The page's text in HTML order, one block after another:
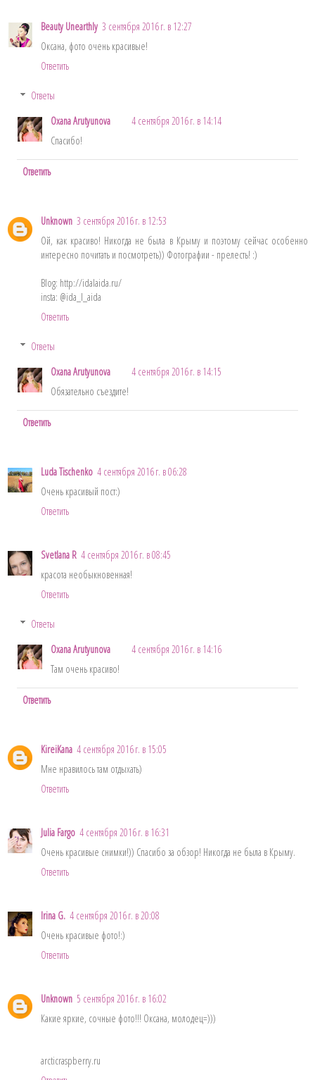
Beauty Unearthly 3 сентября 2016 г. в 12:27
Оксана, фото очень красивые!
Ответить
Ответы
Oxana Arutyunova
4 сентября 2016 г. в 14:14
Спасибо!
Ответить
Unknown 3 сентября 2016 г. в 12:53
Ой, как красиво! Никогда не была в Крыму и поэтому сейчас особенно
интересно почитать и посмотреть)) Фотографии - прелесть! :)
Blog: http://idalaida.ru/
insta: @ida_l_aida
Ответить
Ответы
Oxana Arutyunova
4 сентября 2016 г. в 14:15
Обязательно съездите!
Ответить
Luda Tischenko 4 сентября 2016 г. в 06:28
Очень красивый пост:)
Ответить
Svetlana R 4 сентября 2016 г. в 08:45
красота необыкновенная!
Ответить
Ответы
Oxana Arutyunova
4 сентября 2016 г. в 14:16
Там очень красиво!
Ответить
KireiKana 4 сентября 2016 г. в 15:05
Мне нравилось там отдыхать)
Ответить
Julia Fargo 4 сентября 2016 г. в 16:31
Очень красивые снимки!)) Спасибо за обзор! Никогда не была в Крыму.
Ответить
Irina G. 4 сентября 2016 г. в 20:08
Очень красивые фото!:)
Ответить
Unknown 5 сентября 2016 г. в 16:02
Какие яркие, сочные фото!!! Оксана, молодец=)))
arcticraspberry.ru